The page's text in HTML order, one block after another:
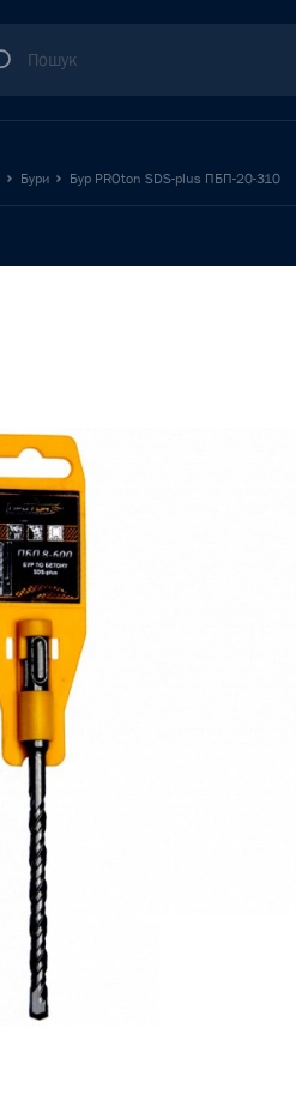
Бури Бур PROton SDS-plus ПБП-20-310